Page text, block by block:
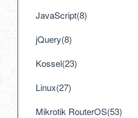
JavaScript(8)
jQuery(8)
Kossel(23)
Linux(27)
Mikrotik RouterOS(53)